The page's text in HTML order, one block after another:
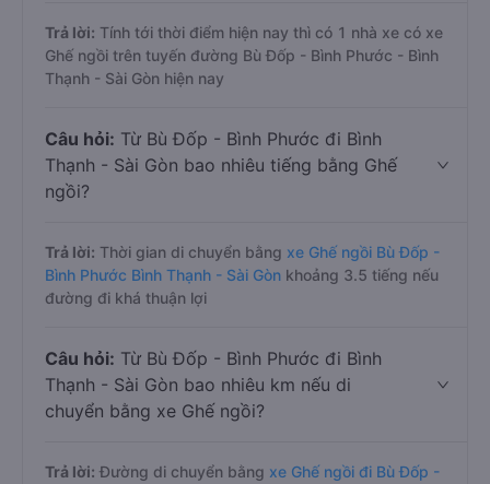
Trả lời: Tính tới thời điểm hiện nay thì có 1 nhà xe có xe
Ghế ngồi trên tuyến đường Bù Đốp - Bình Phước - Bình
Thạnh - Sài Gòn hiện nay
Câu hỏi: Từ Bù Đốp - Bình Phước đi Bình
Thạnh - Sài Gòn bao nhiêu tiếng bằng Ghế
ngồi?
Trả lời: Thời gian di chuyển bằng xe Ghế ngồi Bù Đốp -
Bình Phước Bình Thạnh - Sài Gòn khoảng 3.5 tiếng nếu
đường đi khá thuận lợi
Câu hỏi: Từ Bù Đốp - Bình Phước đi Bình
Thạnh - Sài Gòn bao nhiêu km nếu di
chuyển bằng xe Ghế ngồi?
Trả lời: Đường di chuyển bằng xe Ghế ngồi đi Bù Đốp -